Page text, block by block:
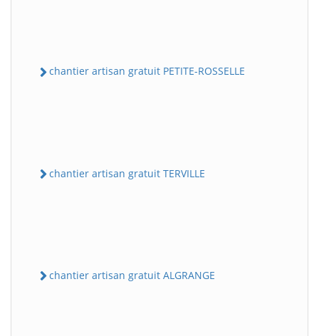
chantier artisan gratuit PETITE-ROSSELLE
chantier artisan gratuit TERVILLE
chantier artisan gratuit ALGRANGE